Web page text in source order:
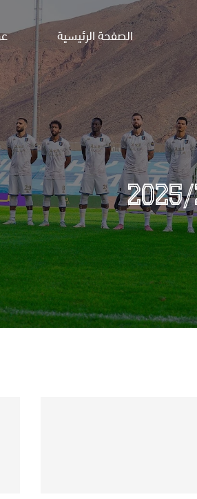
الصفحة الرئيسية